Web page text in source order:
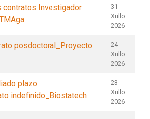
contratos Investigador
31
Xullo
2026
posdoctoral_Proyecto
24
Xullo
2026
plazo
indefinido_Biostatech
23
Xullo
2026